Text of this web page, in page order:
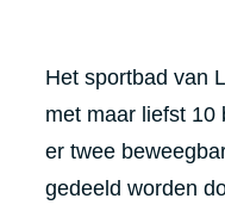
Het sportbad van
met maar liefst 10
er twee
gedeeld worden